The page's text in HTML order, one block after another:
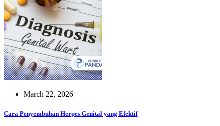
March 22, 2026
Cara Penyembuhan Herpes Genital yang Efektif